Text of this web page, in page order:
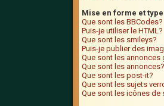
Mise en forme et
Que sont les BBCodes?
Puis-je utiliser le HTML?
Que sont les smileys?
Puis-je publier des
Que sont les annonces
Que sont les annonces?
Que sont les post-it?
Que sont les sujets
Que sont les icônes de